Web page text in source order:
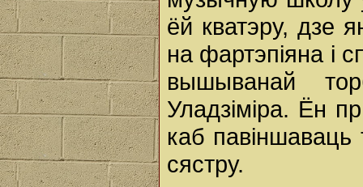
ёй кватэру, дзе
на фартэпіяна і
вышыванай
Уладзіміра. Ён
каб
сястру.